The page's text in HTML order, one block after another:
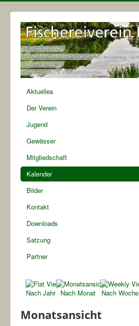
Aktuelles
Der Verein
Jugend
Gewässer
Mitgliedschaft
Kalender
Bilder
Kontakt
Downloads
Satzung
Partner
Nach Jahr Nach Monat Nach Woche
Monatsansicht